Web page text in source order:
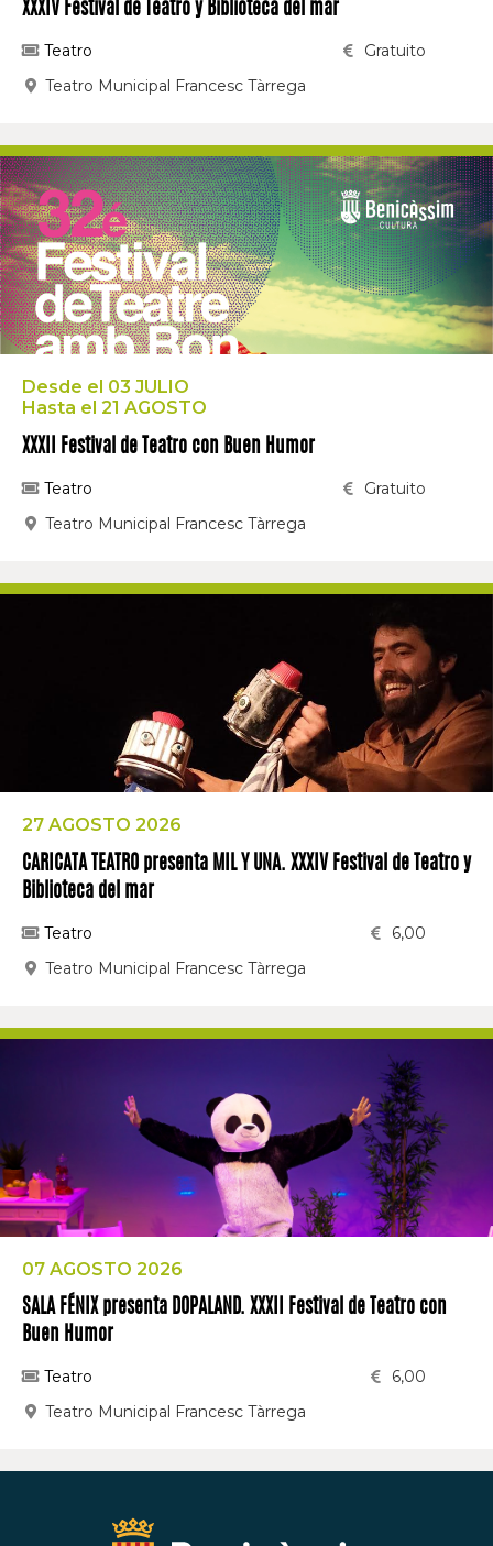
XXXIV Festival de Teatro y Biblioteca del mar
Teatro
Gratuito
Teatro Municipal Francesc Tàrrega
Desde el 03 JULIO
Hasta el 21 AGOSTO
XXXII Festival de Teatro con Buen Humor
Teatro
Gratuito
Teatro Municipal Francesc Tàrrega
27 AGOSTO 2026
CARICATA TEATRO presenta MIL Y UNA. XXXIV Festival de Teatro y
Biblioteca del mar
Teatro
6,00
Teatro Municipal Francesc Tàrrega
07 AGOSTO 2026
SALA FÉNIX presenta DOPALAND. XXXII Festival de Teatro con
Buen Humor
Teatro
6,00
Teatro Municipal Francesc Tàrrega